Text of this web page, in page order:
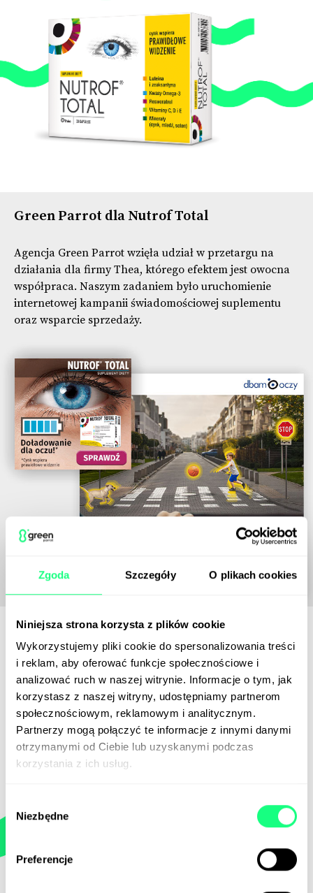
Zgoda Szczegóły O plikach cookies
Niniejsza strona korzysta z plików cookie
Wykorzystujemy pliki cookie do spersonalizowania treści
i reklam, aby oferować funkcje społecznościowe i
analizować ruch w naszej witrynie. Informacje o tym, jak
korzystasz z naszej witryny, udostępniamy partnerom
społecznościowym, reklamowym i analitycznym.
Partnerzy mogą połączyć te informacje z innymi danymi
otrzymanymi od Ciebie lub uzyskanymi podczas
korzystania z ich usług.
zgody
Niezbędne
Preferencje
Green Parrot dla Nutrof Total
Agencja Green Parrot wzięła udział w przetargu na
działania dla firmy Thea, którego efektem jest owocna
współpraca. Naszym zadaniem było uruchomienie
internetowej kampanii świadomościowej suplementu
oraz wsparcie sprzedaży.
Efekt
średnim wieku. Kampania Digital uzupełniała się
wykorzystane w kampanii digital to: Facebook,